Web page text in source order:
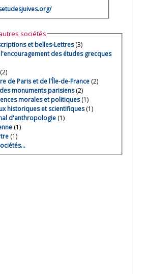
sociétés
et belles-Lettres(3)
des études grecques
de Paris et de l'Île-de-France(2)
monuments parisiens(2)
morales et politiques(1)
historiques et scientifiques(1)
d'anthropologie(1)
(1)
(1)